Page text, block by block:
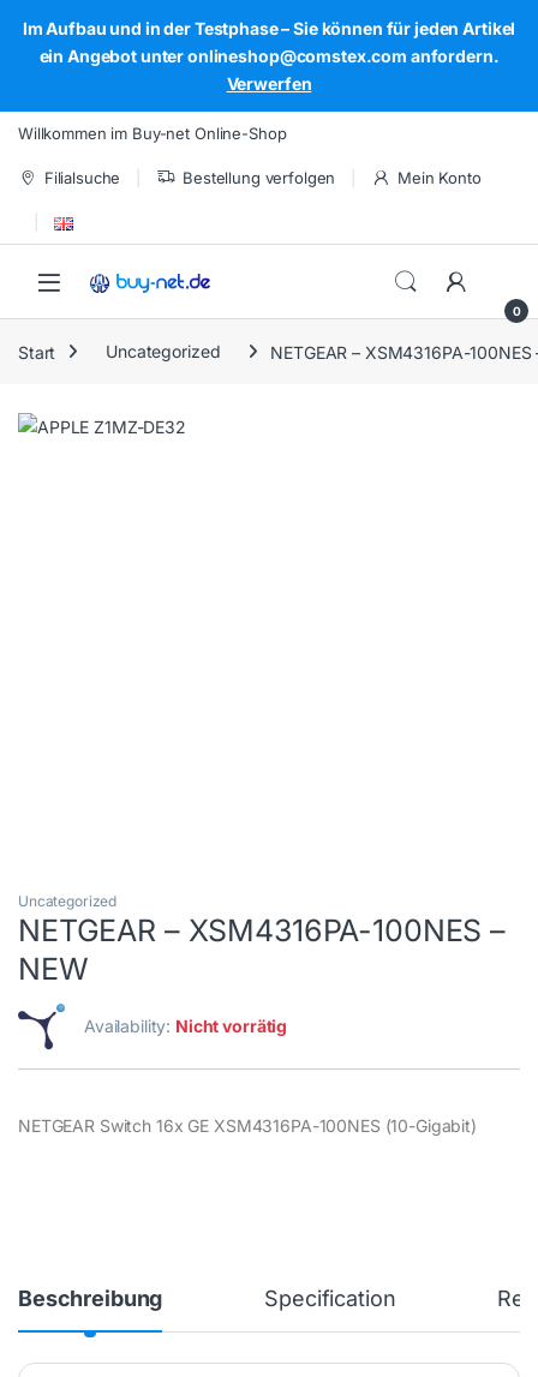
Im Aufbau und in der Testphase – Sie können für jeden Artikel
ein Angebot unter onlineshop@comstex.com anfordern.
Verwerfen
Skip to navigation
Skip to content
Willkommen im Buy-net Online-Shop
Filialsuche Bestellung verfolgen Mein Konto
Open
0
Start Uncategorized NETGEAR – XSM4316PA-100NES
Uncategorized
NETGEAR – XSM4316PA-100NES –
NEW
Availability: Nicht vorrätig
NETGEAR Switch 16x GE XSM4316PA-100NES (10-Gigabit)
Beschreibung Specification